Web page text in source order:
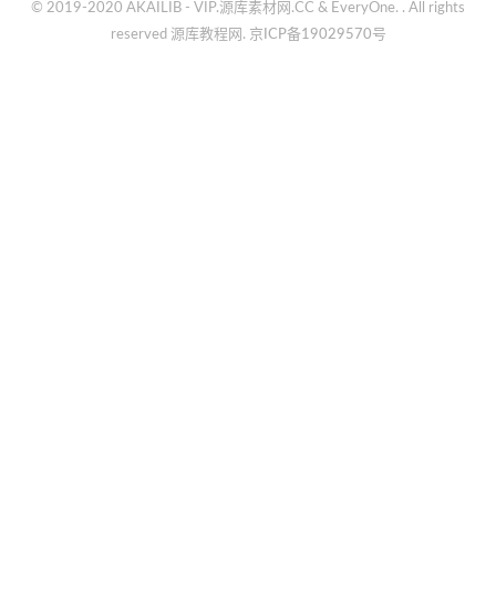
© 2019-2020 AKAILIB - VIP.源库素材网.CC & EveryOne. . All rights
reserved 源库教程网. 京ICP备19029570号